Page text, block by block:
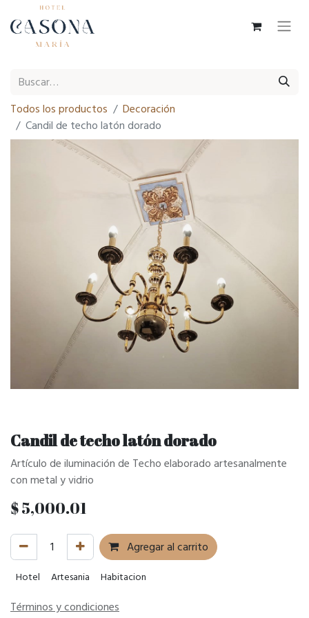
Todos los productos
Decoración
Candil de techo latón dorado
Candil de techo latón dorado
Artículo de iluminación de Techo elaborado artesanalmente
con metal y vidrio
$5,000.01
Agregar al carrito
Hotel Artesania Habitacion
Términos y condiciones